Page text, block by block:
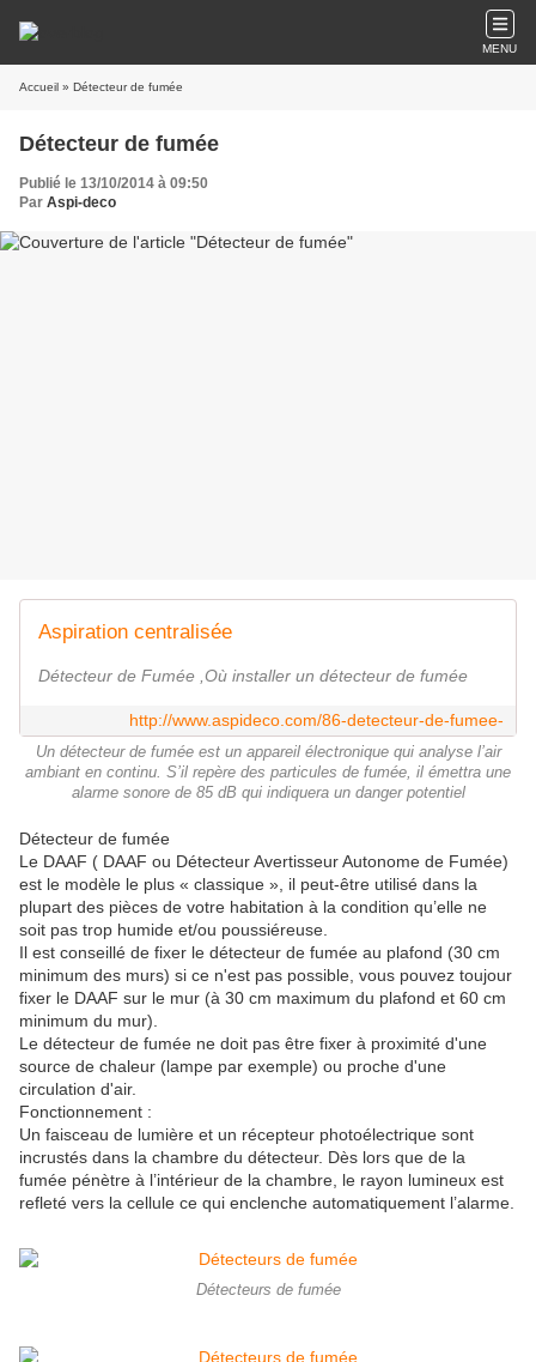
MENU
Accueil » Détecteur de fumée
Détecteur de fumée
Publié le 13/10/2014 à 09:50
Par Aspi-deco
Aspiration centralisée
Détecteur de Fumée ,Où installer un détecteur de fumée
http://www.aspideco.com/86-detecteur-de-fumee-
Un détecteur de fumée est un appareil électronique qui analyse l’air
ambiant en continu. S’il repère des particules de fumée, il émettra une
alarme sonore de 85 dB qui indiquera un danger potentiel
Détecteur de fumée
Le DAAF ( DAAF ou Détecteur Avertisseur Autonome de Fumée)
est le modèle le plus « classique », il peut-être utilisé dans la
plupart des pièces de votre habitation à la condition qu’elle ne
soit pas trop humide et/ou poussiéreuse.
Il est conseillé de fixer le détecteur de fumée au plafond (30 cm
minimum des murs) si ce n'est pas possible, vous pouvez toujour
fixer le DAAF sur le mur (à 30 cm maximum du plafond et 60 cm
minimum du mur).
Le détecteur de fumée ne doit pas être fixer à proximité d'une
source de chaleur (lampe par exemple) ou proche d'une
circulation d'air.
Fonctionnement :
Un faisceau de lumière et un récepteur photoélectrique sont
incrustés dans la chambre du détecteur. Dès lors que de la
fumée pénètre à l’intérieur de la chambre, le rayon lumineux est
refleté vers la cellule ce qui enclenche automatiquement l’alarme.
Détecteurs de fumée